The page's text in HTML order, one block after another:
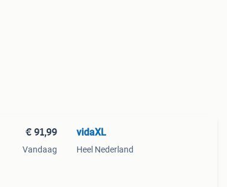
€ 91,99
Vandaag
vidaXL
Heel Nederland